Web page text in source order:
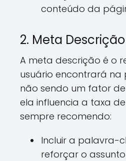
conteúdo da
2. Meta Descrição
A meta descrição é o
usuário encontrará na
não sendo um fator
ela influencia a taxa de
sempre recomendo:
Incluir a palavra-
reforçar o